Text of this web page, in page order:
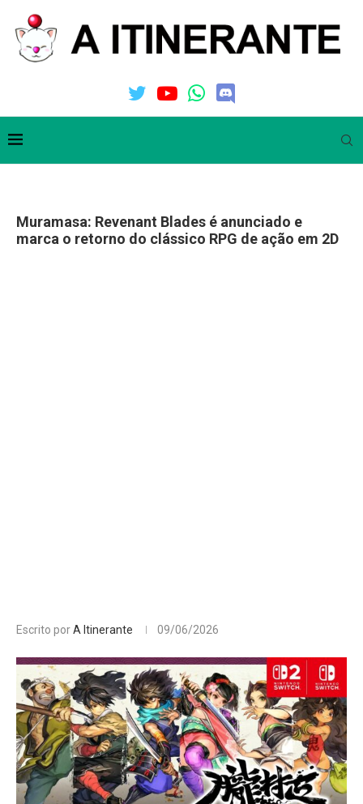
Muramasa: Revenant Blades é anunciado e
marca o retorno do clássico RPG de ação em 2D
Escrito porA Itinerante 09/06/2026